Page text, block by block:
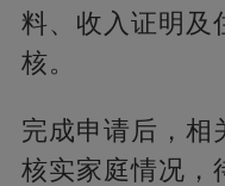
料、收入证明及
核。
完成申请后，相
核实家庭情况，